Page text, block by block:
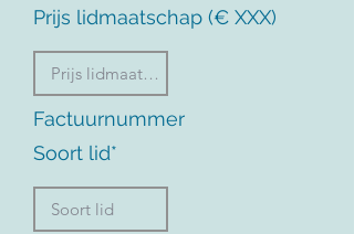
Prijs lidmaatschap (€ XXX)
Factuurnummer
Soort lid*